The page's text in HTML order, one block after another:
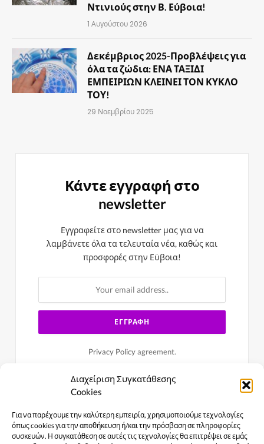
Διαχείριση Συγκατάθεσης
Cookies
Για να παρέχουμε την καλύτερη εμπειρία, χρησιμοποιούμε τεχνολογίες
όπως cookies για την αποθήκευση ή/και την πρόσβαση σε πληροφορίες
συσκευών. Η συγκατάθεση σε αυτές τις τεχνολογίες θα επιτρέψει σε εμάς
Ντινιούς στην Β. Εύβοια!
1 Αυγούστου 2026
Δεκέμβριος 2025-Προβλέψεις για
όλα τα ζώδια: ΕΝΑ ΤΑΞΙΔΙ
ΕΜΠΕΙΡΙΩΝ ΚΛΕΙΝΕΙ ΤΟΝ ΚΥΚΛΟ
ΤΟΥ!
29 Νοεμβρίου 2025
Κάντε εγγραφή στο
newsletter
Εγγραφείτε στο newsletter μας για να
λαμβάνετε όλα τα τελευταία νέα, καθώς και
προσφορές στην Εϋβοια!
Privacy Policyagreement.